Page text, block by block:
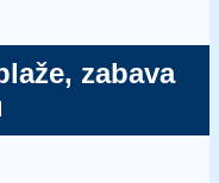
zabava